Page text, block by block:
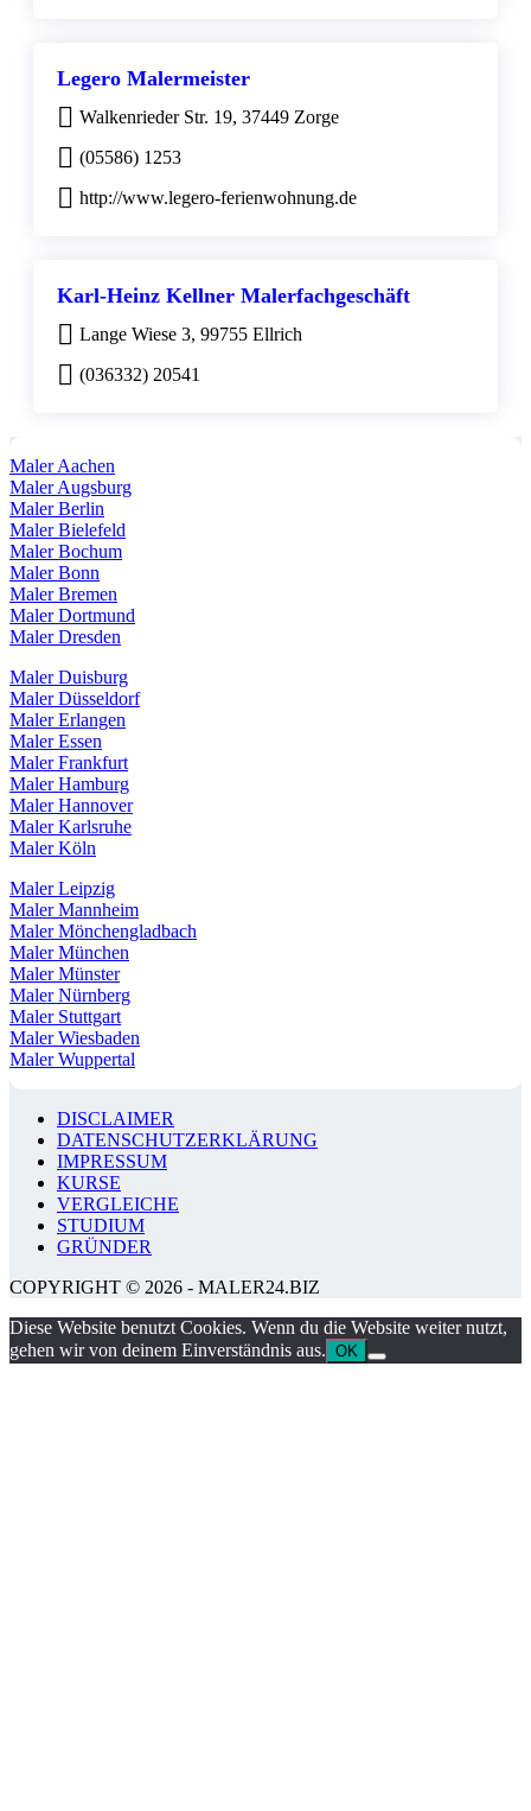
Legero Malermeister
Walkenrieder Str. 19, 37449 Zorge
(05586) 1253
http://www.legero-ferienwohnung.de
Karl-Heinz Kellner Malerfachgeschäft
Lange Wiese 3, 99755 Ellrich
(036332) 20541
Maler Aachen
Maler Augsburg
Maler Berlin
Maler Bielefeld
Maler Bochum
Maler Bonn
Maler Bremen
Maler Dortmund
Maler Dresden
Maler Duisburg
Maler Düsseldorf
Maler Erlangen
Maler Essen
Maler Frankfurt
Maler Hamburg
Maler Hannover
Maler Karlsruhe
Maler Köln
Maler Leipzig
Maler Mannheim
Maler Mönchengladbach
Maler München
Maler Münster
Maler Nürnberg
Maler Stuttgart
Maler Wiesbaden
Maler Wuppertal
DISCLAIMER
DATENSCHUTZERKLÄRUNG
IMPRESSUM
KURSE
VERGLEICHE
STUDIUM
GRÜNDER
COPYRIGHT © 2026 - MALER24.BIZ
Diese Website benutzt Cookies. Wenn du die Website weiter nutzt,
gehen wir von deinem Einverständnis aus. OK